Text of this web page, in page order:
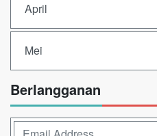
April
Mei
Berlangganan